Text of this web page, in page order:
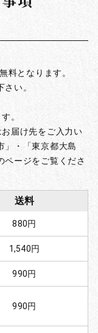
料となります。
い。
。
届け先をご入力い
」・「東京都大島
ページをご覧くださ
送料
880円
1,540円
990円
990円